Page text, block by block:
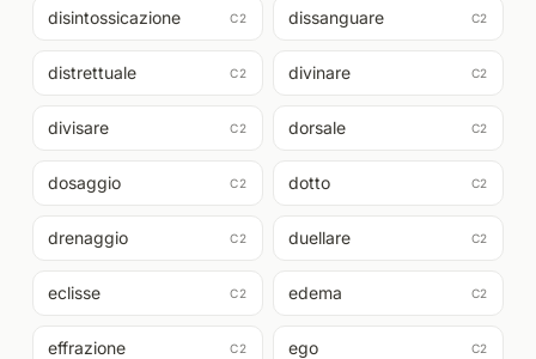
disintossicazione C2 dissanguare C2
distrettuale C2 divinare C2
divisare C2 dorsale C2
dosaggio C2 dotto C2
drenaggio C2 duellare C2
eclisse C2 edema C2
effrazione C2 ego C2